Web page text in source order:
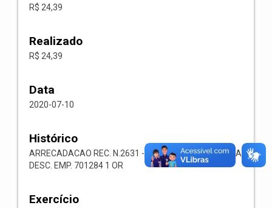
R$ 24,39
Realizado
R$ 24,39
Data
2020-07-10
Histórico
ARRECADACAO REC. N.2631 -- 1118.02.3.1.00-RECEITA
DESC. EMP. 701284 1 OR
Exercício